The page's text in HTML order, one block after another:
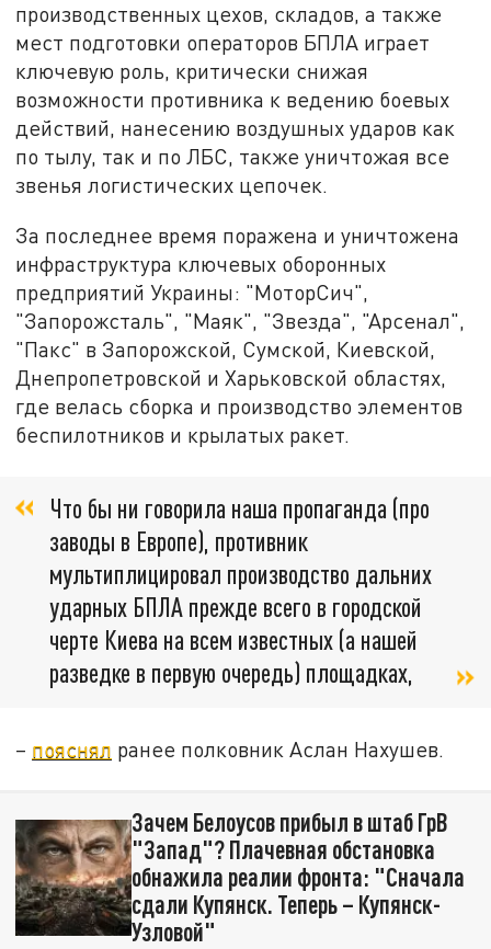
производственных цехов, складов, а также
мест подготовки операторов БПЛА играет
ключевую роль, критически снижая
возможности противника к ведению боевых
действий, нанесению воздушных ударов как
по тылу, так и по ЛБС, также уничтожая все
звенья логистических цепочек.
За последнее время поражена и уничтожена
инфраструктура ключевых оборонных
предприятий Украины: "МоторСич",
"Запорожсталь", "Маяк", "Звезда", "Арсенал",
"Пакс" в Запорожской, Сумской, Киевской,
Днепропетровской и Харьковской областях,
где велась сборка и производство элементов
беспилотников и крылатых ракет.
Что бы ни говорила наша пропаганда (про
заводы в Европе), противник
мультиплицировал производство дальних
ударных БПЛА прежде всего в городской
черте Киева на всем известных (а нашей
разведке в первую очередь) площадках,
– пояснял ранее полковник Аслан Нахушев.
Зачем Белоусов прибыл в штаб ГрВ
"Запад"? Плачевная обстановка
обнажила реалии фронта: "Сначала
сдали Купянск. Теперь – Купянск-
Узловой"